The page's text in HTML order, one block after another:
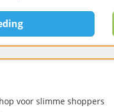
voor slimme shoppers